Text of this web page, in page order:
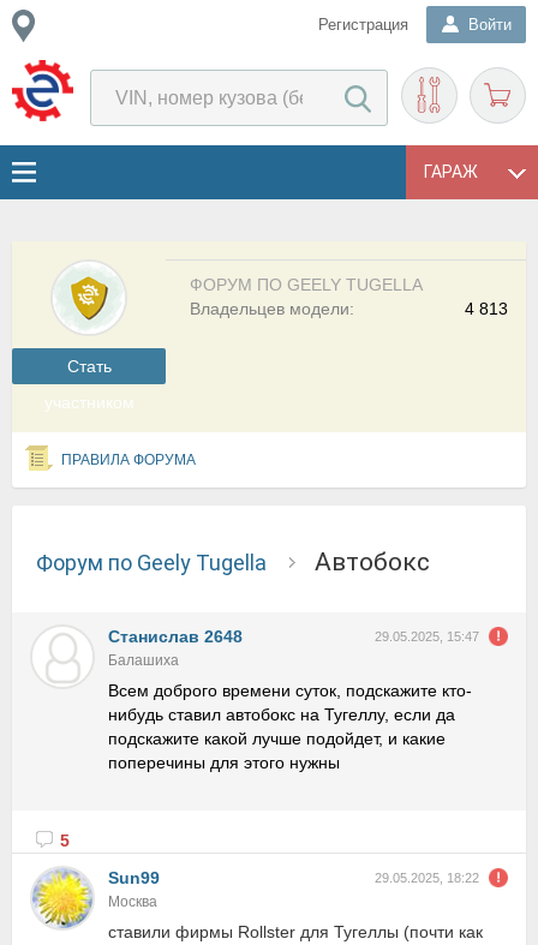
Регистрация Войти
ГАРАЖ
Cтать
участником
ФОРУМ ПО GEELY TUGELLA
4 813
Владельцев модели:
ПРАВИЛА ФОРУМА
Форум по Geely Tugella Автобокс
Станислав 2648 29.05.2025, 15:47
Балашиха
Всем доброго времени суток, подскажите кто-
нибудь ставил автобокс на Тугеллу, если да
подскажите какой лучше подойдет, и какие
поперечины для этого нужны
5
Sun99
29.05.2025, 18:22
Москва
ставили фирмы Rollster для Тугеллы (почти как